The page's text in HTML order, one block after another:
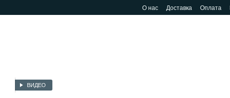
О нас Доставка Оплата
ВИДЕО